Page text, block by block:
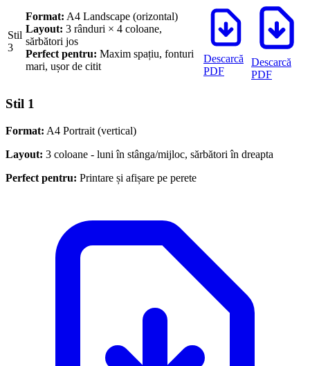
Stil
3
Format: A4 Landscape (orizontal)
Layout: 3 rânduri × 4 coloane,
sărbători jos
Perfect pentru: Maxim spațiu, fonturi
mari, ușor de citit
Descarcă
PDF
Descarcă
PDF
Stil 1
Format: A4 Portrait (vertical)
Layout: 3 coloane - luni în stânga/mijloc, sărbători în dreapta
Perfect pentru: Printare și afișare pe perete